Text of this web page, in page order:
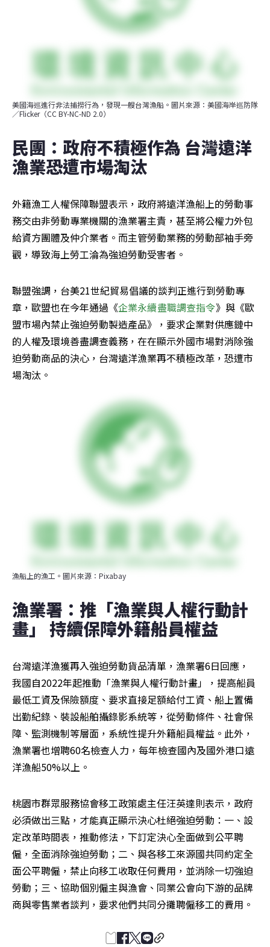
美國海巡進行非法捕撈行為，發現一艘台灣漁船。圖片來源：美國海岸巡防隊
／Flicker（CC BY-NC-ND 2.0）
民團：政府不積極作為 台灣遠洋
漁業恐遭市場淘汰
外籍漁工人權保障聯盟表示，政府將遠洋漁船上的勞動事
務交由非勞動專業機關的漁業署主責，甚至將公權力外包
給資方團體及仲介業者。而主管勞動業務的勞動部袖手旁
觀，導致海上勞工淪為強迫勞動受害者。
聯盟強調，台美21世紀貿易倡議的談判正進行到勞動專
章，歐盟也在今年通過《企業永續盡職調查指令》與《歐
盟市場內禁止強迫勞動製造產品》，要求企業對供應鏈中
的人權及環境善盡調查義務，在在顯示外國市場對消除強
迫勞動商品的決心，台灣遠洋漁業再不積極改革，恐遭市
場淘汰。
漁船上的漁工。圖片來源：Pixabay
漁業署：推「漁業與人權行動計
畫」 持續保障外籍船員權益
台灣遠洋漁獲再入強迫勞動貨品清單，漁業署6日回應，
我國自2022年起推動「漁業與人權行動計畫」，提高船員
最低工資及保險額度、要求直接足額給付工資、船上置備
出勤紀錄、裝設船舶攝錄影系統等，從勞動條件、社會保
障、監測機制等層面，系統性提升外籍船員權益。此外，
漁業署也增聘60名檢查人力，每年檢查國內及國外港口遠
洋漁船50%以上。
桃園市群眾服務協會移工政策處主任汪英達則表示，政府
必須做出三點，才能真正顯示決心杜絕強迫勞動：一、設
定改革時間表，推動修法，下訂定決心全面做到公平聘
僱，全面消除強迫勞動；二、與各移工來源國共同約定全
面公平聘僱，禁止向移工收取任何費用，並消除一切強迫
勞動；三、協助個別僱主與漁會、同業公會向下游的品牌
商與零售業者談判，要求他們共同分攤聘僱移工的費用。